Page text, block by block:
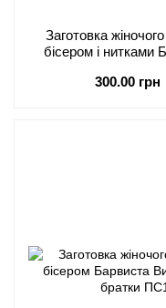
Заготовка
бісером і нитками
Сокальська
300.00 грн